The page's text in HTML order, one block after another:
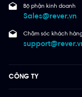
Bộ phận kinh doanh
Sales@rever.vn
Chăm sóc khách
CÔNG TY